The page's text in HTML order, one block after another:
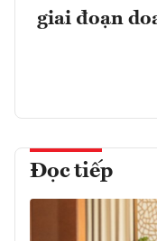
giai đoạn
Đọc tiếp